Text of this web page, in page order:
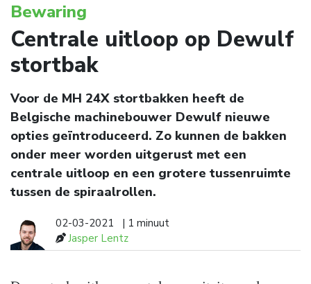
Bewaring
Centrale uitloop op Dewulf
stortbak
Voor de MH 24X stortbakken heeft de
Belgische machinebouwer Dewulf nieuwe
opties geïntroduceerd. Zo kunnen de bakken
onder meer worden uitgerust met een
centrale uitloop en een grotere tussenruimte
tussen de spiraalrollen.
02-03-2021
| 1 minuut
Jasper Lentz